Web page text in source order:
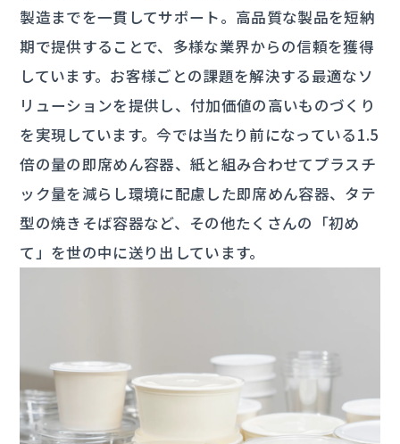
製造までを一貫してサポート。高品質な製品を短納
期で提供することで、多様な業界からの信頼を獲得
しています。お客様ごとの課題を解決する最適なソ
リューションを提供し、付加価値の高いものづくり
を実現しています。今では当たり前になっている1.5
倍の量の即席めん容器、紙と組み合わせてプラスチ
ック量を減らし環境に配慮した即席めん容器、タテ
型の焼きそば容器など、その他たくさんの「初め
て」を世の中に送り出しています。